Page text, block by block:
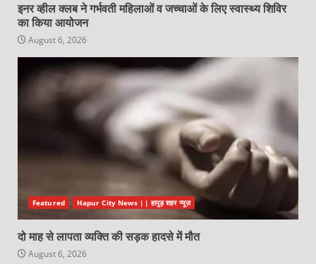
इनर व्हील क्लब ने गर्भवती महिलाओं व जच्चाओं के लिए स्वास्थ्य शिविर
का किया आयोजन
August 6, 2026
Featured Hapur City News || हापुड़ शहर न्यूज़
दो माह से लापता व्यक्ति की सड़क हादसे में मौत
August 6, 2026